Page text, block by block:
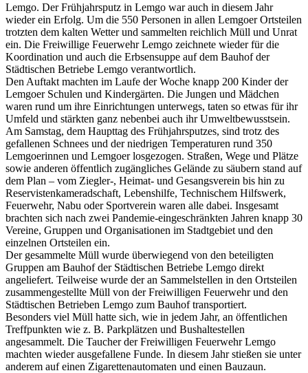
Lemgo. Der Frühjahrsputz in Lemgo war auch in diesem Jahr
wieder ein Erfolg. Um die 550 Personen in allen Lemgoer Ortsteilen
trotzten dem kalten Wetter und sammelten reichlich Müll und Unrat
ein. Die Freiwillige Feuerwehr Lemgo zeichnete wieder für die
Koordination und auch die Erbsensuppe auf dem Bauhof der
Städtischen Betriebe Lemgo verantwortlich.
Den Auftakt machten im Laufe der Woche knapp 200 Kinder der
Lemgoer Schulen und Kindergärten. Die Jungen und Mädchen
waren rund um ihre Einrichtungen unterwegs, taten so etwas für ihr
Umfeld und stärkten ganz nebenbei auch ihr Umweltbewusstsein.
Am Samstag, dem Haupttag des Frühjahrsputzes, sind trotz des
gefallenen Schnees und der niedrigen Temperaturen rund 350
Lemgoerinnen und Lemgoer losgezogen. Straßen, Wege und Plätze
sowie anderen öffentlich zugängliches Gelände zu säubern stand auf
dem Plan – vom Ziegler-, Heimat- und Gesangsverein bis hin zu
Reservistenkameradschaft, Lebenshilfe, Technischem Hilfswerk,
Feuerwehr, Nabu oder Sportverein waren alle dabei. Insgesamt
brachten sich nach zwei Pandemie-eingeschränkten Jahren knapp 30
Vereine, Gruppen und Organisationen im Stadtgebiet und den
einzelnen Ortsteilen ein.
Der gesammelte Müll wurde überwiegend von den beteiligten
Gruppen am Bauhof der Städtischen Betriebe Lemgo direkt
angeliefert. Teilweise wurde der an Sammelstellen in den Ortsteilen
zusammengestellte Müll von der Freiwilligen Feuerwehr und den
Städtischen Betrieben Lemgo zum Bauhof transportiert.
Besonders viel Müll hatte sich, wie in jedem Jahr, an öffentlichen
Treffpunkten wie z. B. Parkplätzen und Bushaltestellen
angesammelt. Die Taucher der Freiwilligen Feuerwehr Lemgo
machten wieder ausgefallene Funde. In diesem Jahr stießen sie unter
anderem auf einen Zigarettenautomaten und einen Bauzaun.